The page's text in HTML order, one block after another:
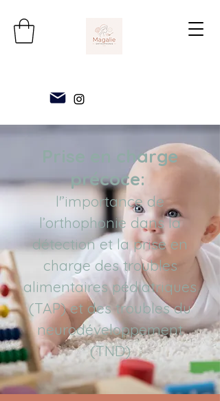
Prise en charge
précoce:
l'’importance de
l’orthophonie dans la
détection et la prise en
charge des troubles
alimentaires pédiatriques
(TAP) et des troubles du
neurodéveloppement
(TND)